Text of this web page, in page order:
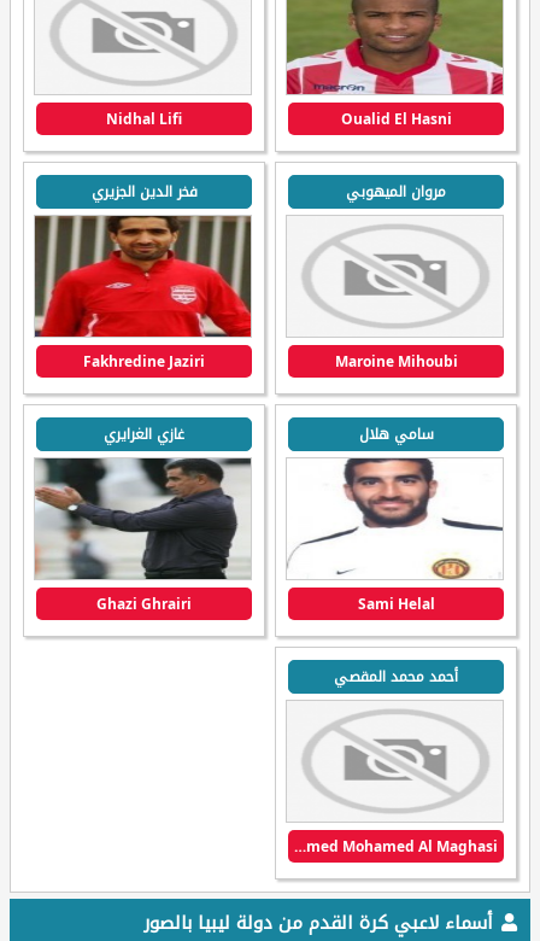
Oualid El Hasni
Nidhal Lifi
مروان الميهوبي
Maroine Mihoubi
فخر الدين الجزيري
Fakhredine Jaziri
سامي هلال
Sami Helal
غازي الغرايري
Ghazi Ghrairi
أحمد محمد المقصي
Ahmed Mohamed Al Maghasi
أسماء لاعبي كرة القدم من دولة ليبيا بالصور